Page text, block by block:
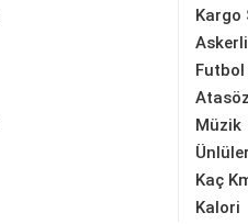
Kargo
Futbol
Müzik
Kaç
Kalori